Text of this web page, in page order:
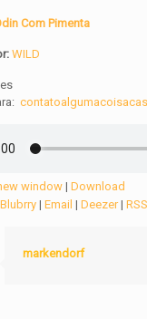
Com Pimenta
WILD
window|Download
Blubrry |Email |Deezer|RSS
markendorf